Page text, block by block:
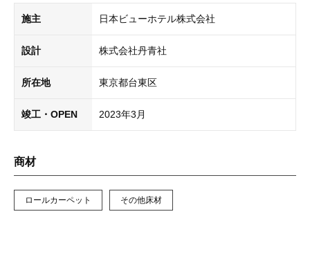
施主 日本ビューホテル株式会社
設計 株式会社丹青社
所在地 東京都台東区
竣工・OPEN 2023年3月
商材
ロールカーペット その他床材